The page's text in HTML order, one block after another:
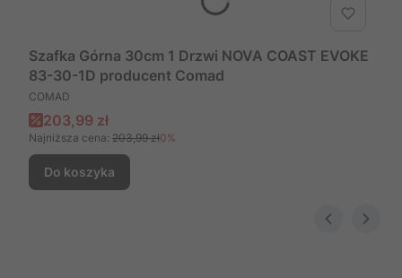
Szafka Górna 30cm 1 Drzwi NOVA COAST EVOKE
83-30-1D producent Comad
PRODUCENT
COMAD
Cena promocyjna
203,99 zł
Najniższa cena: 203,99 zł0%
Do koszyka